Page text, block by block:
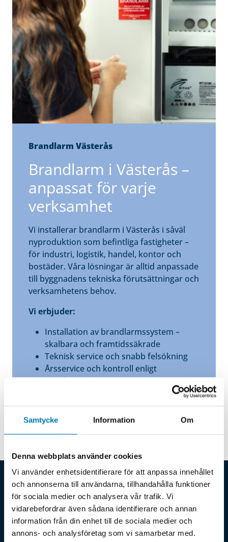
Samtycke Information Om
Denna webbplats använder cookies
Vi använder enhetsidentifierare för att anpassa innehållet
och annonserna till användarna, tillhandahålla funktioner
för sociala medier och analysera vår trafik. Vi
vidarebefordrar även sådana identifierare och annan
information från din enhet till de sociala medier och
annons- och analysföretag som vi samarbetar med.
Brandlarm Västerås
Brandlarm i Västerås –
anpassat för varje
verksamhet
Vi installerar brandlarm i Västerås i såväl
nyproduktion som befintliga fastigheter –
för industri, logistik, handel, kontor och
bostäder. Våra lösningar är alltid anpassade
till byggnadens tekniska förutsättningar och
verksamhetens behov.
Vi erbjuder:
Installation av brandlarmssystem –
skalbara och framtidssäkrade
Teknisk service och snabb felsökning
Årsservice och kontroll enligt
certifieringskrav
Serviceavtal – för trygg och kontinuerlig
drift
Fler tjänster inom säkerhetssystem och larm i
Västerås
Inbrottslarm
Västerås